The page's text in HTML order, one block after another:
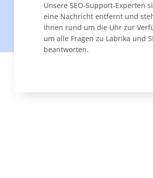
Unsere SEO-Support-Experten
eine Nachricht entfernt und
Ihnen rund um die Uhr zur
um alle Fragen zu Labrika und
beantworten.